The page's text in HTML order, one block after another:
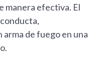
manera efectiva. El
arma de fuego en una